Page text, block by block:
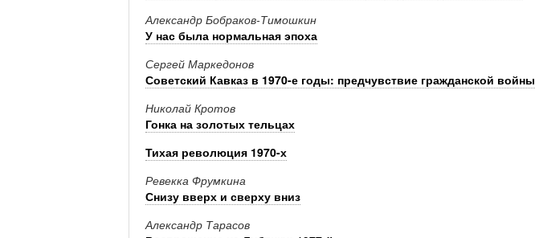
Александр Бобраков-Тимошкин
У нас была нормальная эпоха
Сергей Маркедонов
Советский Кавказ в 1970-е годы: предчувствие гражданской войны
Николай Кротов
Гонка на золотых тельцах
Тихая революция 1970-х
Ревекка Фрумкина
Снизу вверх и сверху вниз
Александр Тарасов